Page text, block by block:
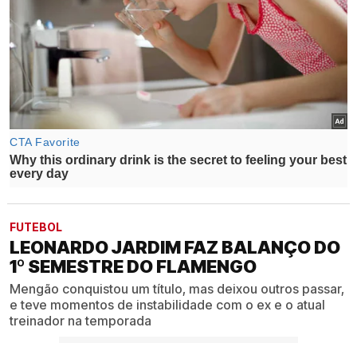
FUTEBOL
LEONARDO JARDIM FAZ BALANÇO DO
1º SEMESTRE DO FLAMENGO
Mengão conquistou um título, mas deixou outros passar,
e teve momentos de instabilidade com o ex e o atual
treinador na temporada